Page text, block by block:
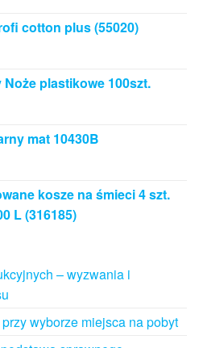
cotton plus (55020)
plastikowe 100szt.
mat 10430B
kosze na śmieci 4 szt.
L (316185)
– wyzwania i
wyborze miejsca na pobyt